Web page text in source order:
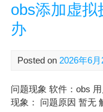
obs添加虚
办
Posted on 2026年6月
问题现象 软件：obs
现象： 问题原因 暂无